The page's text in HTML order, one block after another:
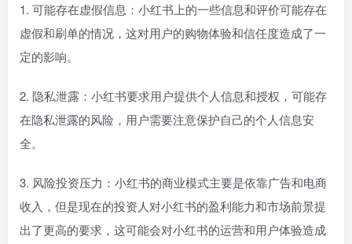
1. 可能存在虚假信息：小红书上的一些信息和评价可能存在
虚假和刷单的情况，这对用户的购物体验和信任度造成了一
定的影响。
2. 隐私泄露：小红书要求用户提供个人信息和授权，可能存
在隐私泄露的风险，用户需要注意保护自己的个人信息安
全。
3. 风险投资压力：小红书的商业模式主要是依靠广告和电商
收入，但是现在的投资人对小红书的盈利能力和市场前景提
出了更高的要求，这可能会对小红书的运营和用户体验造成